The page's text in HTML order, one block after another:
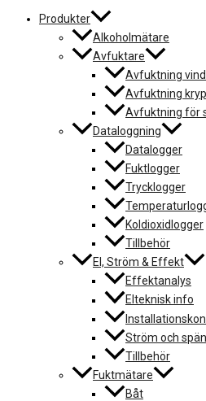
Produkter
Alkoholmätare
Avfuktare
Avfuktning vind
Avfuktning
Avfuktning för
Dataloggning
Datalogger
Fuktlogger
Trycklogger
Koldioxidlogger
Tillbehör
El, Ström & Effekt
Effektanalys
Elteknisk info
Ström och
Tillbehör
Fuktmätare
Båt